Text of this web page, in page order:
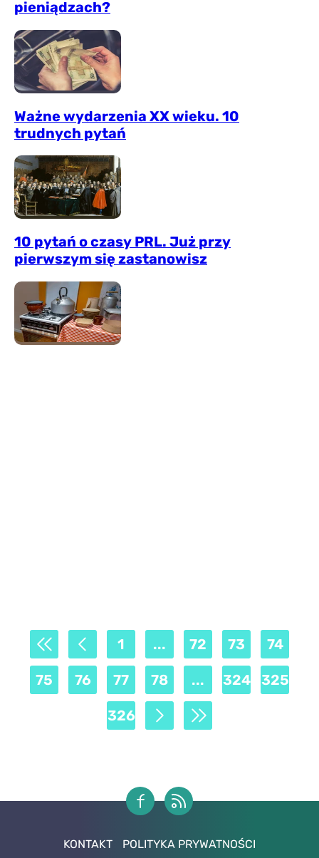
pieniądzach?
Ważne wydarzenia XX wieku. 10
trudnych pytań
10 pytań o czasy PRL. Już przy
pierwszym się zastanowisz
1 ... 72 73 74
75 76 77 78 ... 324 325
326
KONTAKT POLITYKA PRYWATNOŚCI